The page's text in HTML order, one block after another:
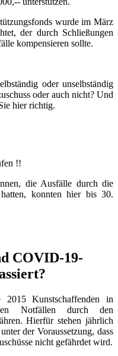
wurde im März
der durch Schließungen
kompensieren sollte.
oder unselbständig
oder auch nicht? Und
hier richtig.
!!
die Ausfälle durch die
konnten hier bis 30.
COVID-19-
Kunstschaffenden in
Notfällen durch den
Hierfür stehen jährlich
der Voraussetzung, dass
nicht gefährdet wird.